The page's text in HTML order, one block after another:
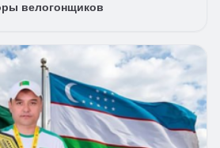
велогонщиков